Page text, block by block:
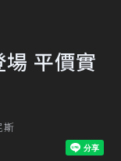
平價實
斯